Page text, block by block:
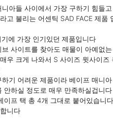
아들 사이에서 가장 구하기 힘들고
고 불리는 어센틱 SAD FACE 제품
에 가장 인기있던 제품입니다
사이트를 찾아도 매물이 아예없는
우 크게 나와서 S 사이즈 윗사이즈
기 어려운 제품이라 베이프 매니
안하실 정도로 매우 만족하실겁니다
이프 택 총 4개 그대로 붙어있습니다
니다